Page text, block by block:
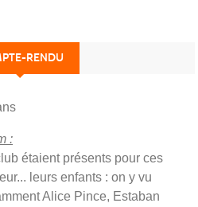
RENDU
:
étaient présents pour ces
leurs enfants : on y vu
Alice Pince, Estaban